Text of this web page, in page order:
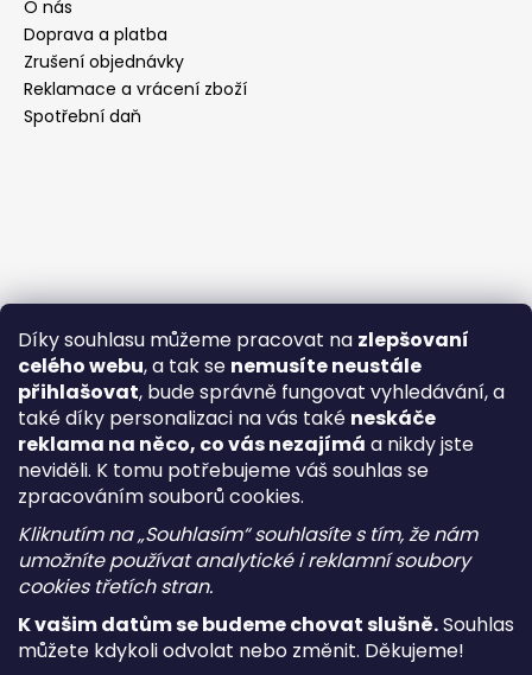
Díky souhlasu můžeme pracovat na zlepšovaní
celého webu, a tak se nemusíte neustále
přihlašovat, bude správně fungovat vyhledávání, a
také díky personalizaci na vás také neskáče
reklama na něco, co vás nezajímá a nikdy jste
neviděli. K tomu potřebujeme váš souhlas se
zpracováním souborů cookies.
Kliknutím na „Souhlasím“ souhlasíte s tím, že nám
umožníte používat analytické i reklamní soubory
cookies třetích stran.
K vašim datům se budeme chovat slušně.Souhlas
můžete kdykoli odvolat nebo změnit. Děkujeme!
O nás
Doprava a platba
Zrušení objednávky
Reklamace a vrácení zboží
Spotřební daň